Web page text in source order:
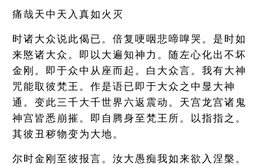
痛哉天中天入真如火灭
时诸大众说此偈已。倍复哽咽悲啼嘷哭。是时如
来愍诸大众。即以大遍知神力。随左心化出不坏
金刚。即于众中从座而起。白大众言。我有大神
咒能取彼梵王。作是语已即于大众之中显大神
通。变此三千大千世界六返震动。天宫龙宫诸鬼
神宫皆悉崩摧。即自腾身至梵王所。以指指之。
其彼丑秽物变为大地。
尔时金刚至彼报言。汝大愚痴我如来欲入涅槃。